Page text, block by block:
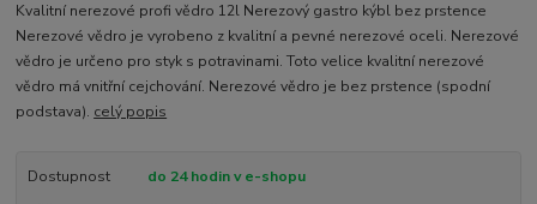
Kvalitní nerezové profi vědro 12l Nerezový gastro kýbl bez prstence
Nerezové vědro je vyrobeno z kvalitní a pevné nerezové oceli. Nerezové
vědro je určeno pro styk s potravinami. Toto velice kvalitní nerezové
vědro má vnitřní cejchování. Nerezové vědro je bez prstence (spodní
podstava). celý popis
Dostupnost
do 24 hodin v e-shopu